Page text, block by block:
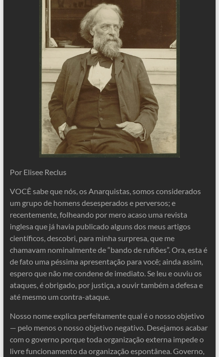
Por Elisee Reclus
VOCÊ sabe que nós, os Anarquistas, somos considerados
um grupo de homens desesperados e perversos; e
recentemente, folheando por mero acaso uma revista
inglesa que já havia publicado alguns dos meus artigos
científicos, descobri, para minha surpresa, que me
chamavam nominalmente de “bando de rufiões”. Ora, esta é
de fato uma péssima apresentação para você; ainda assim,
espero que não me condene de imediato. Se leu e ouviu os
ataques, é obrigado, por justiça, a ouvir também a defesa e
até mesmo um contra-ataque.
Nosso nome explica perfeitamente qual é o nosso objetivo
— pelo menos o nosso objetivo negativo. Desejamos acabar
com o governo porque toda organização externa impede o
livre funcionamento da organização espontânea. Governo,